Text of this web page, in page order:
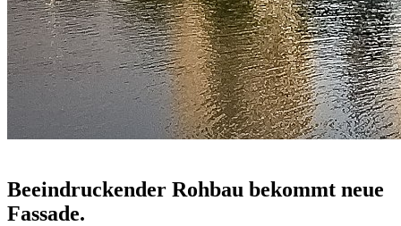
Beeindruckender Rohbau bekommt neue
Fassade.